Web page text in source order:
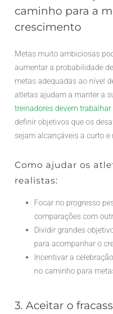
caminho para a
crescimento
Metas muito ambiciosas
aumentar a probabilidade
metas adequadas ao nível
atletas ajudam a manter a
treinadores devem
definir objetivos que os
sejam alcançáveis a curto e
Como ajudar os
realistas:
Focar no progresso
comparações com
Dividir grandes
para acompanhar o
Incentivar a
no caminho para
3. Aceitar o